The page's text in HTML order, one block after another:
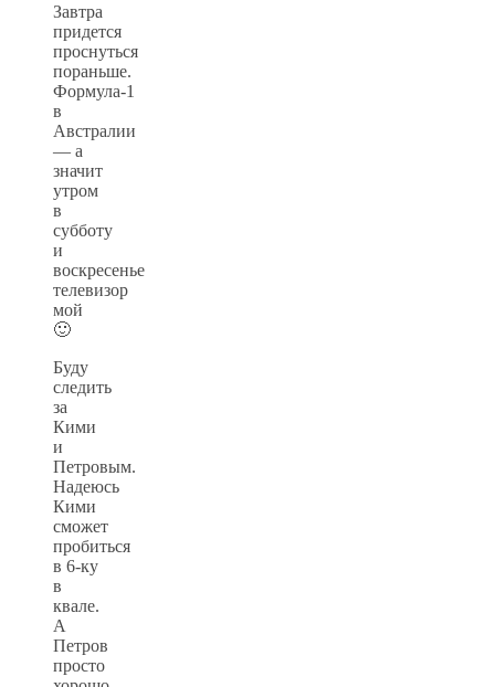
Завтра
придется
проснуться
пораньше.
Формула-1
в
Австралии
— а
значит
утром
в
субботу
и
воскресенье
телевизор
мой
🙂
Буду
следить
за
Кими
и
Петровым.
Надеюсь
Кими
сможет
пробиться
в 6-ку
в
квале.
А
Петров
просто